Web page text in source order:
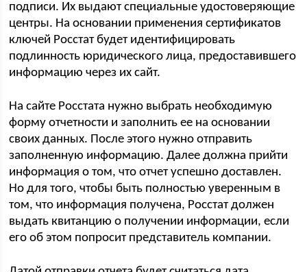
подписи. Их выдают специальные удостоверяющие
центры. На основании применения сертификатов
ключей Росстат будет идентифицировать
подлинность юридического лица, предоставившего
информацию через их сайт.
На сайте Росстата нужно выбрать необходимую
форму отчетности и заполнить ее на основании
своих данных. После этого нужно отправить
заполненную информацию. Далее должна прийти
информация о том, что отчет успешно доставлен.
Но для того, чтобы быть полностью уверенным в
том, что информация получена, Росстат должен
выдать квитанцию о получении информации, если
его об этом попросит представитель компании.